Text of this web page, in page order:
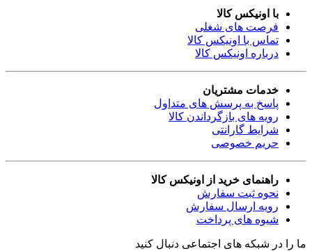
با اونیکس کالا
فرصت های شغلی
تماس با اونیکس کالا
درباره اونیکس کالا
خدمات مشتریان
پاسخ به پرسش های متداول
رویه های بازگرداندن کالا
شرایط گارانتی
حریم خصوصی
راهنمای خرید از اونیکس کالا
نحوه ثبت سفارش
رویه ارسال سفارش
شیوه های پرداخت
ما را در شبکه های اجتماعی دنبال کنید